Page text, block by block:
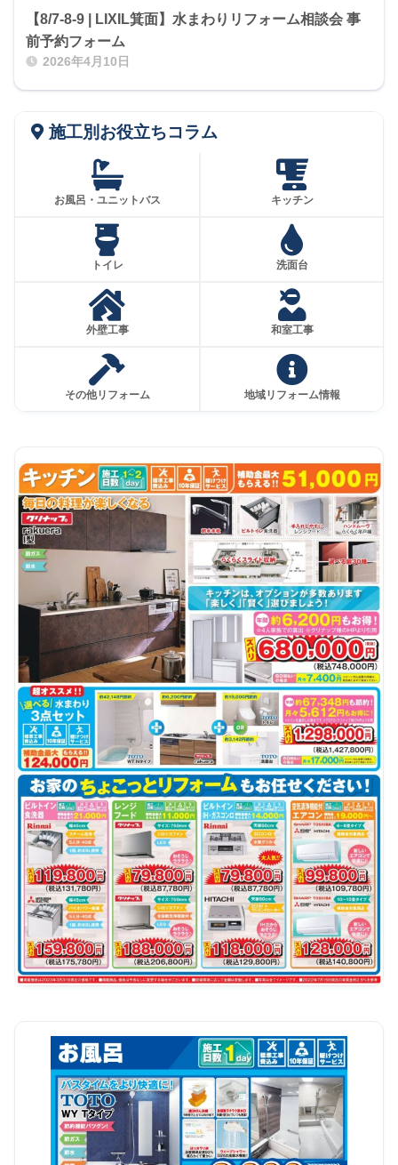
【8/7-8-9 | LIXIL箕面】水まわりリフォーム相談会 事
前予約フォーム
2026年4月10日
施工別お役立ちコラム
お風呂・ユニットバス キッチン
トイレ 洗面台
外壁工事 和室工事
その他リフォーム 地域リフォーム情報